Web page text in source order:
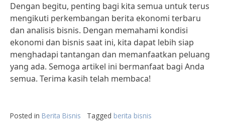
Dengan begitu, penting bagi kita semua untuk terus
mengikuti perkembangan berita ekonomi terbaru
dan analisis bisnis. Dengan memahami kondisi
ekonomi dan bisnis saat ini, kita dapat lebih siap
menghadapi tantangan dan memanfaatkan peluang
yang ada. Semoga artikel ini bermanfaat bagi Anda
semua. Terima kasih telah membaca!
Posted in Berita Bisnis Tagged berita bisnis